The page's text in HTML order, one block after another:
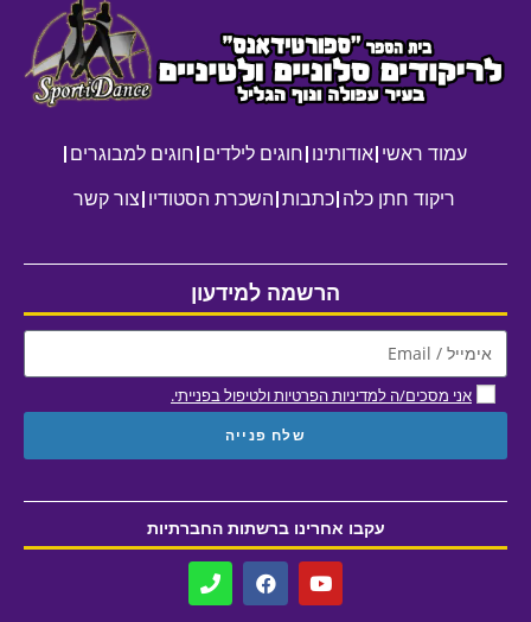
עמוד ראשי אודותינו חוגים לילדים חוגים למבוגרים
ריקוד חתן כלה כתבות השכרת הסטודיו צור קשר
הרשמה למידעון
אני מסכים/ה למדיניות הפרטיות ולטיפול בפנייתי.
שלח פנייה
עקבו אחרינו ברשתות החברתיות